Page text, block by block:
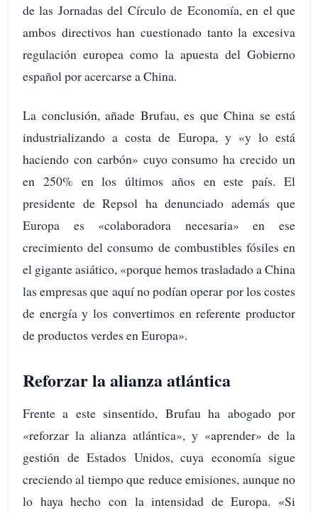
de las Jornadas del Círculo de Economía, en el que
ambos directivos han cuestionado tanto la excesiva
regulación europea como la apuesta del Gobierno
español por acercarse a China.
La conclusión, añade Brufau, es que China se está
industrializando a costa de Europa, y «y lo está
haciendo con carbón» cuyo consumo ha crecido un
en 250% en los últimos años en este país. El
presidente de Repsol ha denunciado además que
Europa es «colaboradora necesaria» en ese
crecimiento del consumo de combustibles fósiles en
el gigante asiático, «porque hemos trasladado a China
las empresas que aquí no podían operar por los costes
de energía y los convertimos en referente productor
de productos verdes en Europa».
Reforzar la alianza atlántica
Frente a este sinsentido, Brufau ha abogado por
«reforzar la alianza atlántica», y «aprender» de la
gestión de Estados Unidos, cuya economía sigue
creciendo al tiempo que reduce emisiones, aunque no
lo haya hecho con la intensidad de Europa. «Si